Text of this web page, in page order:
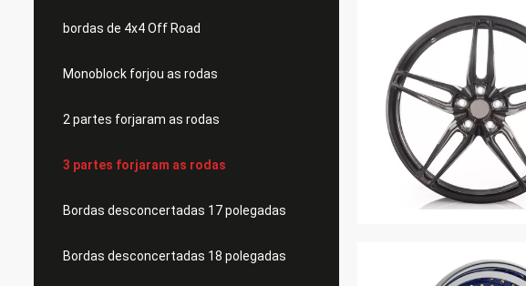
bordas de 4x4 Off Road
Monoblock forjou as rodas
2 partes forjaram as rodas
3 partes forjaram as rodas
Bordas desconcertadas 17 polegadas
Bordas desconcertadas 18 polegadas